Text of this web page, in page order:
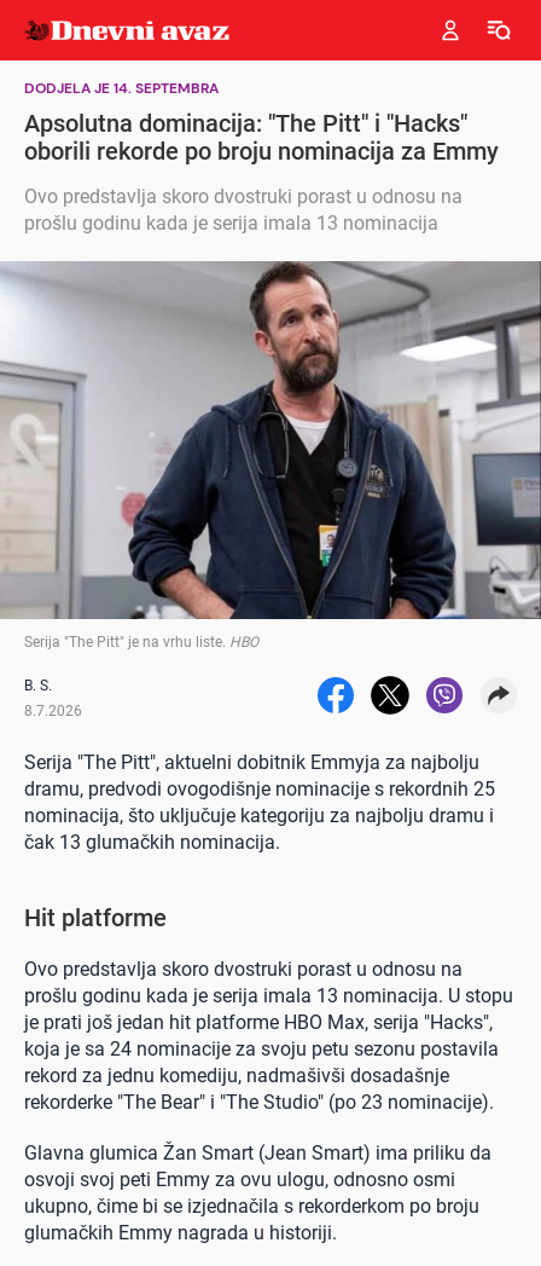
DODJELA JE 14. SEPTEMBRA
Apsolutna dominacija: "The Pitt" i "Hacks"
oborili rekorde po broju nominacija za Emmy
Ovo predstavlja skoro dvostruki porast u odnosu na
prošlu godinu kada je serija imala 13 nominacija
Serija "The Pitt" je na vrhu liste. HBO
B. S.
8.7.2026
Serija "The Pitt", aktuelni dobitnik Emmyja za najbolju
dramu, predvodi ovogodišnje nominacije s rekordnih 25
nominacija, što uključuje kategoriju za najbolju dramu i
čak 13 glumačkih nominacija.
Hit platforme
Ovo predstavlja skoro dvostruki porast u odnosu na
prošlu godinu kada je serija imala 13 nominacija. U stopu
je prati još jedan hit platforme HBO Max, serija "Hacks",
koja je sa 24 nominacije za svoju petu sezonu postavila
rekord za jednu komediju, nadmašivši dosadašnje
rekorderke "The Bear" i "The Studio" (po 23 nominacije).
Glavna glumica Žan Smart (Jean Smart) ima priliku da
osvoji svoj peti Emmy za ovu ulogu, odnosno osmi
ukupno, čime bi se izjednačila s rekorderkom po broju
glumačkih Emmy nagrada u historiji.